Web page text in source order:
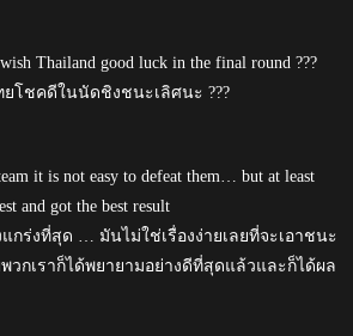
Thailand good luck in the final round ???
โชคดีในนัดชิงชนะเลิศนะ ???
it is not easy to defeat them… but at least
and got the best result
กร่งที่สุด … มันไม่ใช่เรื่องง่ายเลยที่จะเอาชนะ
กเราก็ได้พยายามอย่างดีที่สุดแล้วและก็ได้ผล